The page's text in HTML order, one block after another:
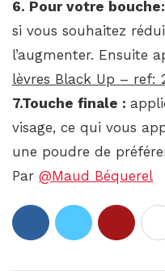
6. Pour votre bouche:
si vous souhaitez
l’augmenter. Ensuite
lèvres Black Up – ref:
7.Touche finale :
visage, ce qui vous
une poudre de
Par @Maud Béquerel